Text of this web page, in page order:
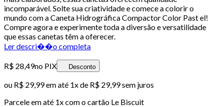
incomparável. Solte sua criatividade e comece a colorir o
mundo com a Caneta Hidrográfica Compactor Color Past el!
Compre agora e experimente toda a diversão e versatilidade
que essas canetas têm a oferecer.
Ler descri��o completa
R$ 28,49no PIX Desconto
ou R$ 29,99em até 1x de R$ 29,99sem juros
Parcele em até 1x com o cartão Le Biscuit